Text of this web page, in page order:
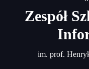
Zespół
im. prof.